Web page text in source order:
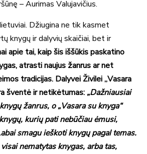
– Aurimas Valujavičius.
Džiugina ne tik kasmet
knygų ir dalyvių skaičiai, bet ir
apie tai, kaip šis iššūkis paskatino
atrasti naujus žanrus ar net
tradicijas. Dalyvei Živilei „Vasara
šventė ir netikėtumas: „Dažniausiai
žanrus, o „Vasara su knyga“
kurių pati nebūčiau ėmusi,
smagu ieškoti knygų pagal temas.
nematytas knygas, arba tas,